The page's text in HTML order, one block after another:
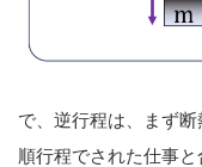
で、逆行程は、まず断
順行程でされた仕事